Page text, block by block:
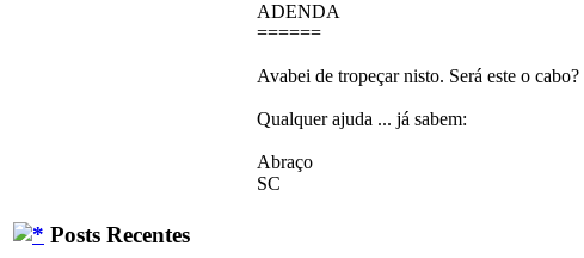
Posts Recentes
ADENDA
======
Avabei de tropeçar nisto. Será este o cabo?
Qualquer ajuda ... já sabem:
Abraço
SC